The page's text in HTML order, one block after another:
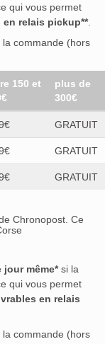
qui vous permet
relais pickup**.
commande (hors
150 et
plus de
300€
GRATUIT
GRATUIT
GRATUIT
Chronopost. Ce
jour même*si la
qui vous permet
en relais
commande (hors